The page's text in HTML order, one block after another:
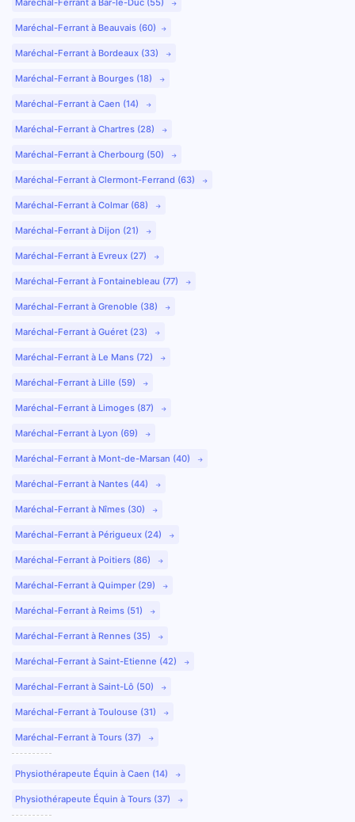
Maréchal-Ferrant à Bar-le-Duc (55)
Maréchal-Ferrant à Beauvais (60)
Maréchal-Ferrant à Bordeaux (33)
Maréchal-Ferrant à Bourges (18)
Maréchal-Ferrant à Caen (14)
Maréchal-Ferrant à Chartres (28)
Maréchal-Ferrant à Cherbourg (50)
Maréchal-Ferrant à Clermont-Ferrand (63)
Maréchal-Ferrant à Colmar (68)
Maréchal-Ferrant à Dijon (21)
Maréchal-Ferrant à Evreux (27)
Maréchal-Ferrant à Fontainebleau (77)
Maréchal-Ferrant à Grenoble (38)
Maréchal-Ferrant à Guéret (23)
Maréchal-Ferrant à Le Mans (72)
Maréchal-Ferrant à Lille (59)
Maréchal-Ferrant à Limoges (87)
Maréchal-Ferrant à Lyon (69)
Maréchal-Ferrant à Mont-de-Marsan (40)
Maréchal-Ferrant à Nantes (44)
Maréchal-Ferrant à Nîmes (30)
Maréchal-Ferrant à Périgueux (24)
Maréchal-Ferrant à Poitiers (86)
Maréchal-Ferrant à Quimper (29)
Maréchal-Ferrant à Reims (51)
Maréchal-Ferrant à Rennes (35)
Maréchal-Ferrant à Saint-Etienne (42)
Maréchal-Ferrant à Saint-Lô (50)
Maréchal-Ferrant à Toulouse (31)
Maréchal-Ferrant à Tours (37)
Physiothérapeute Équin à Caen (14)
Physiothérapeute Équin à Tours (37)